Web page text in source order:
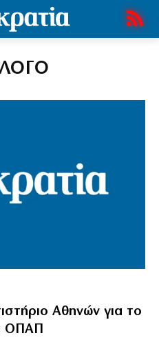
Αθηνών για το
ΟΠΑΠ